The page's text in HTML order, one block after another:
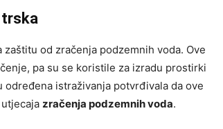
trska
zaštitu od zračenja podzemnih voda. Ove
pa su se koristile za izradu prostirki
istraživanja potvrđivala da ove
zračenja podzemnih voda.